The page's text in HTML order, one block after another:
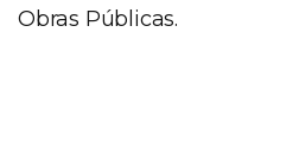
Obras Públicas.